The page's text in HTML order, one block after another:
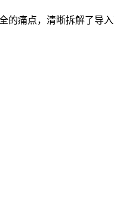
痛点，清晰拆解了导